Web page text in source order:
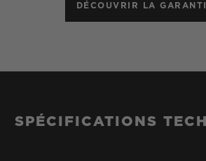
DÉCOUVRIR LA
SPÉCIFICATIONS